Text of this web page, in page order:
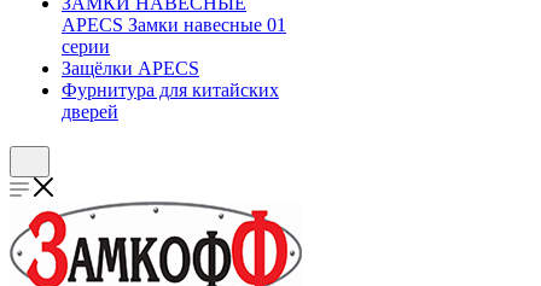
APECS Замки навесные 01
серии
Защёлки APECS
Фурнитура для китайских
дверей